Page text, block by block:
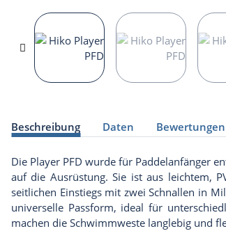
weitere Registerkarten anzeigen
Beschreibung Daten Bewertungen
Die Player PFD wurde für Paddelanfänger
auf die Ausrüstung. Sie ist aus leichtem,
seitlichen Einstiegs mit zwei Schnallen in
universelle Passform, ideal für
machen die Schwimmweste langlebig und